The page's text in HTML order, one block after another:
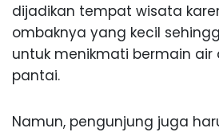
dijadikan tempat wisata
ombaknya yang kecil
untuk menikmati bermain air
pantai.
Namun, pengunjung juga